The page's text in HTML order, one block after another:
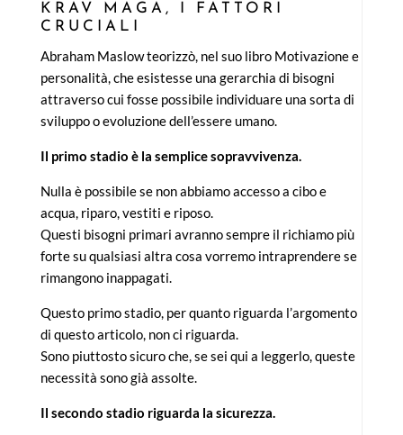
KRAV MAGA, I FATTORI
CRUCIALI
Abraham Maslow teorizzò, nel suo libro Motivazione e
personalità, che esistesse una gerarchia di bisogni
attraverso cui fosse possibile individuare una sorta di
sviluppo o evoluzione dell’essere umano.
Il primo stadio è la semplice sopravvivenza.
Nulla è possibile se non abbiamo accesso a cibo e
acqua, riparo, vestiti e riposo.
Questi bisogni primari avranno sempre il richiamo più
forte su qualsiasi altra cosa vorremo intraprendere se
rimangono inappagati.
Questo primo stadio, per quanto riguarda l’argomento
di questo articolo, non ci riguarda.
Sono piuttosto sicuro che, se sei qui a leggerlo, queste
necessità sono già assolte.
Il secondo stadio riguarda la sicurezza.